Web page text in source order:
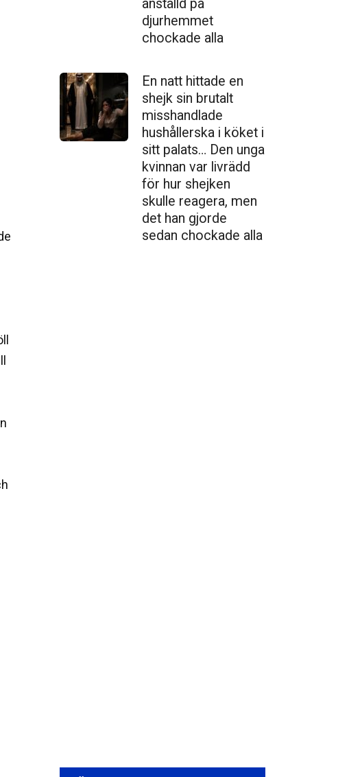
anställd på
djurhemmet
chockade alla
En natt hittade en
shejk sin brutalt
misshandlade
hushållerska i köket i
sitt palats… Den unga
kvinnan var livrädd
för hur shejken
skulle reagera, men
det han gjorde
sedan chockade alla